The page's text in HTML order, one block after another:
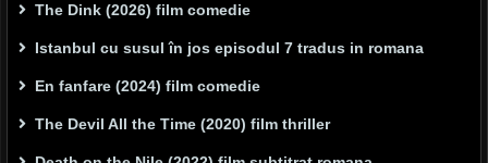
The Dink (2026) film comedie
Istanbul cu susul în jos episodul 7 tradus in romana
En fanfare (2024) film comedie
The Devil All the Time (2020) film thriller